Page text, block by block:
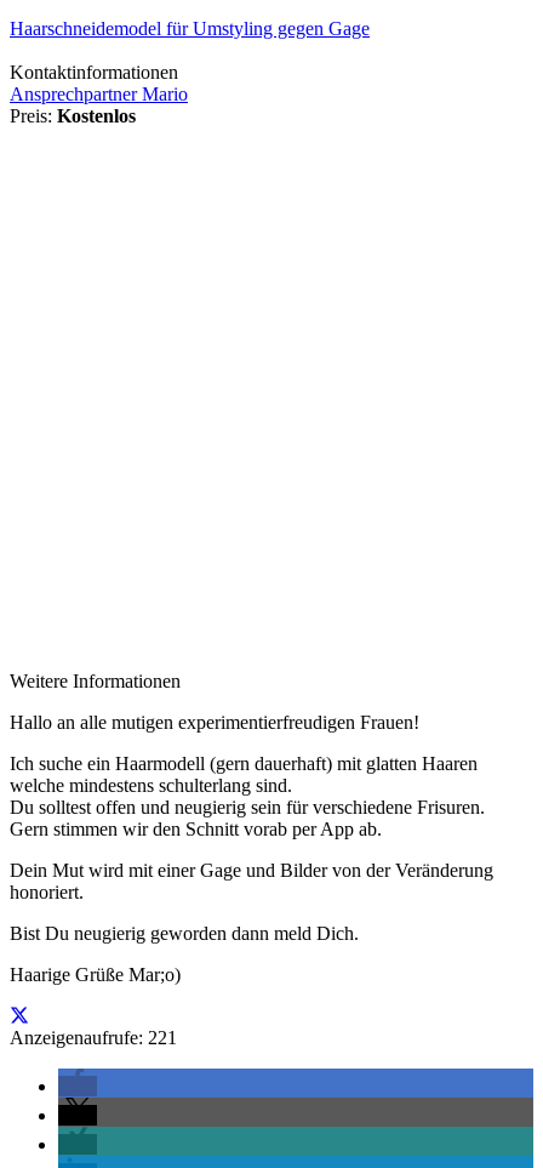
Haarschneidemodel für Umstyling gegen Gage
Kontaktinformationen
Ansprechpartner Mario
Preis: Kostenlos
Weitere Informationen
Hallo an alle mutigen experimentierfreudigen Frauen!
Ich suche ein Haarmodell (gern dauerhaft) mit glatten Haaren
welche mindestens schulterlang sind.
Du solltest offen und neugierig sein für verschiedene Frisuren.
Gern stimmen wir den Schnitt vorab per App ab.
Dein Mut wird mit einer Gage und Bilder von der Veränderung
honoriert.
Bist Du neugierig geworden dann meld Dich.
Haarige Grüße Mar;o)
Anzeigenaufrufe: 221